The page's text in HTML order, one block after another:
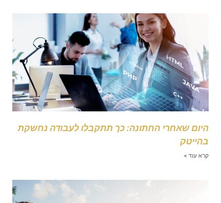
שאחרי החתונה: כך תתקבלו לעבודה נחשקת
עוד »